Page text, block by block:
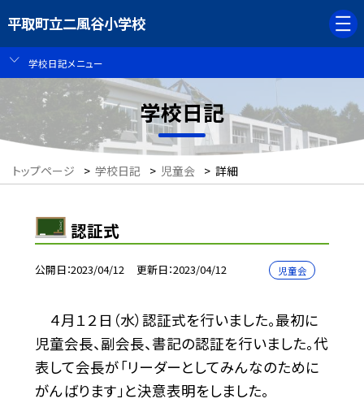
平取町立二風谷小学校
学校日記メニュー
学校日記
トップページ > 学校日記 > 児童会 > 詳細
認証式
公開日 2023/04/12 更新日 2023/04/12 児童会
４月１２日（水）認証式を行いました。最初に
児童会長、副会長、書記の認証を行いました。代
表して会長が「リーダーとしてみんなのために
がんばります」と決意表明をしました。